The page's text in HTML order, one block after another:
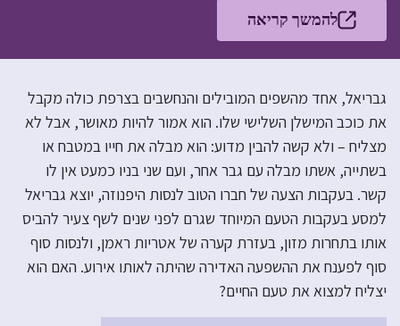
להמשך קריאה
גבריאל, אחד מהשפים המובילים והנחשבים בצרפת כולה מקבל
את כוכב המישלן השלישי שלו. הוא אמור להיות מאושר, אבל לא
מצליח – ולא קשה להבין מדוע: הוא מבלה את חייו במטבח או
בשתייה, אשתו מבלה עם גבר אחר, ועם שני בניו כמעט אין לו
קשר. בעקבות הצעה של חברו הטוב לנסות היפנוזה, יוצא גבריאל
למסע בעקבות הטעם המיוחד שגרם לפני שנים לשף צעיר להביס
אותו בתחרות מזון, בעזרת קערה של אטריות ראמן, ולנסות סוף
סוף לפענח את ההשפעה האדירה שהיתה לאותו אירוע. האם הוא
יצליח למצוא את טעם החיים?